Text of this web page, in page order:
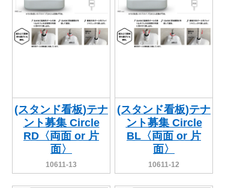
(スタンド看板)テナ
ント募集 Circle
RD〈両面 or 片
面〉
10611-13
(スタンド看板)テナ
ント募集 Circle
BL〈両面 or 片
面〉
10611-12